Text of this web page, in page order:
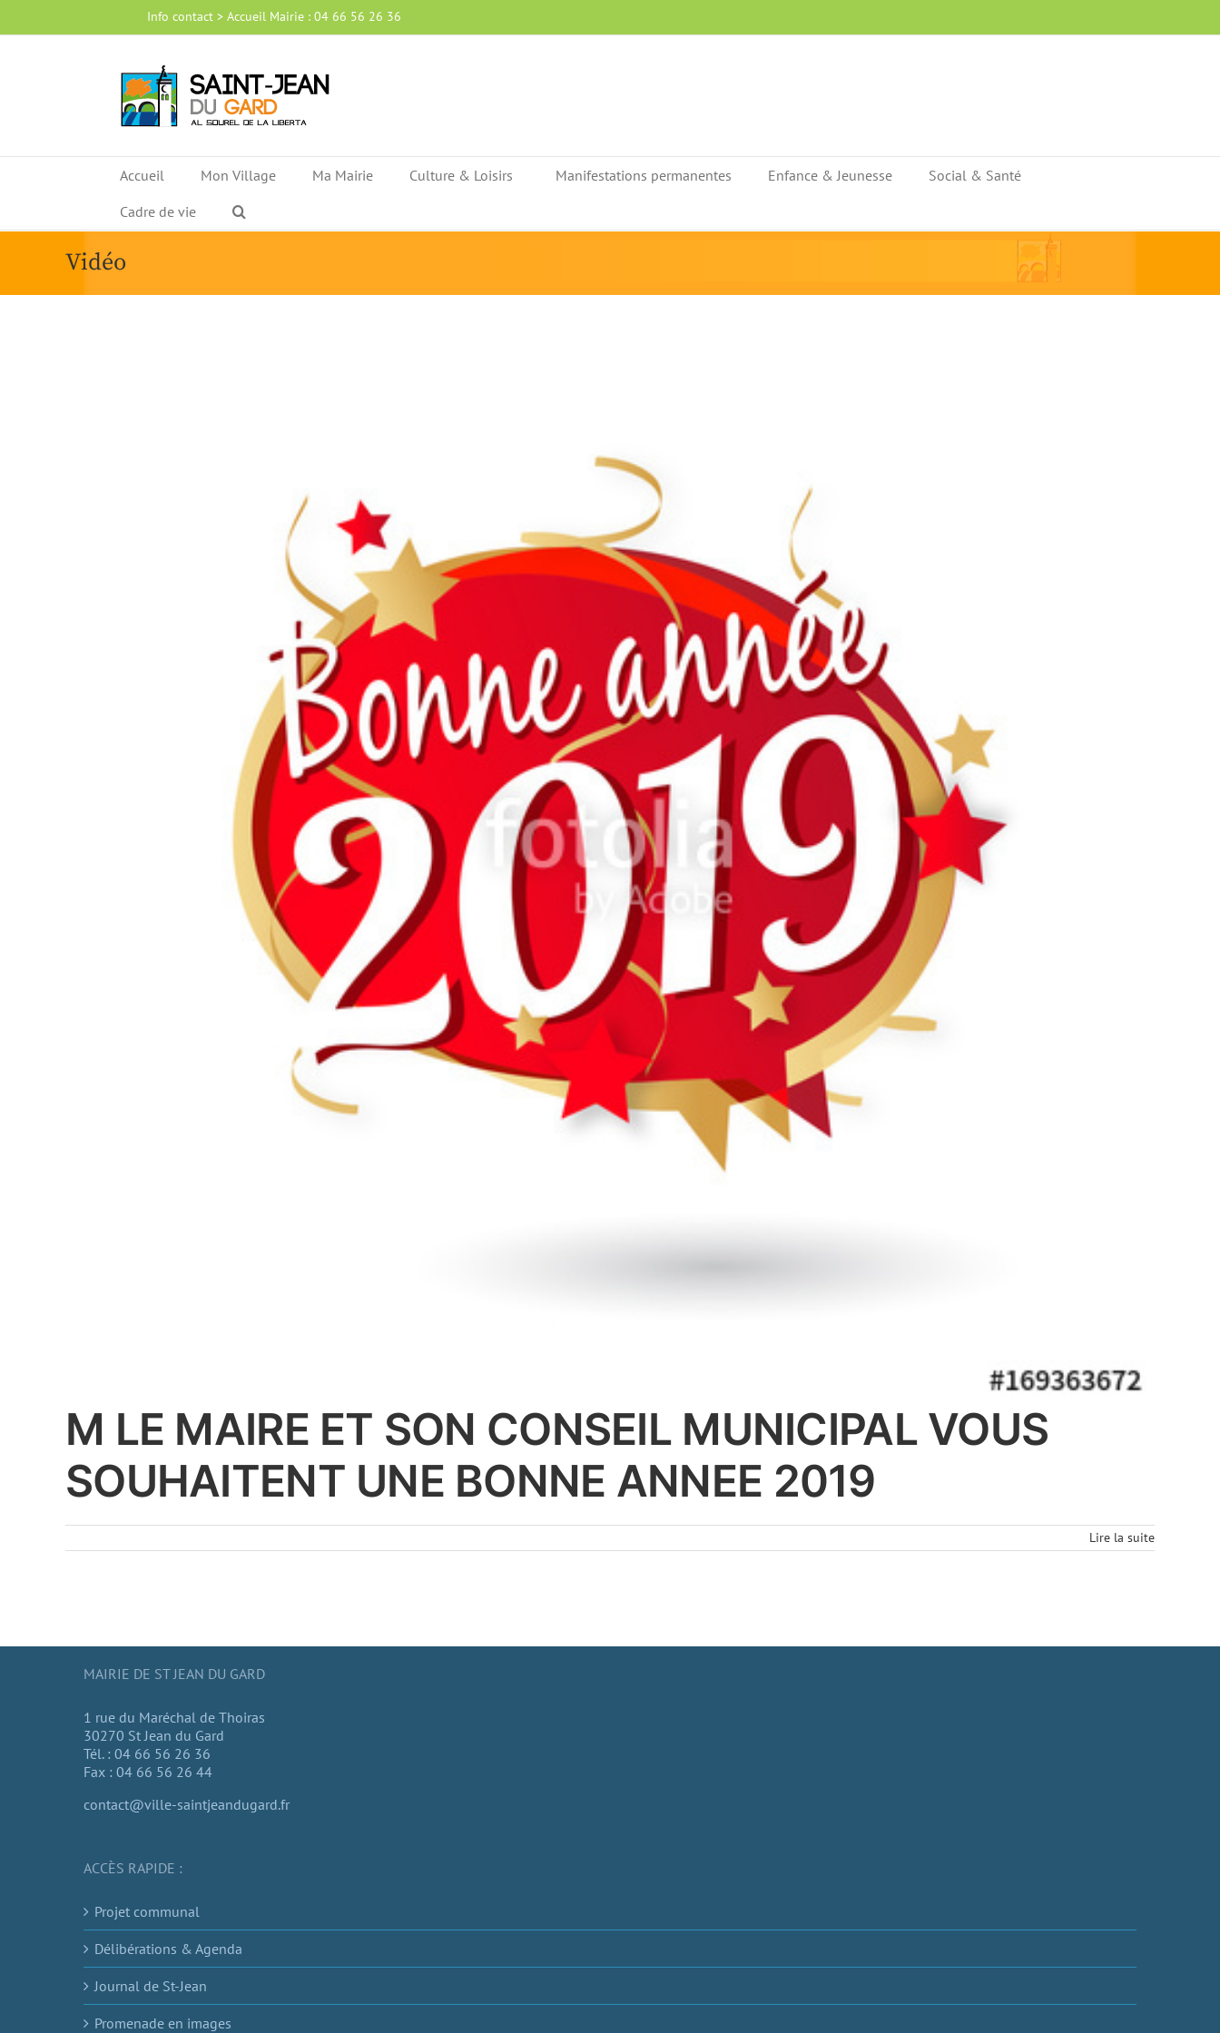
Info contact > Accueil Mairie : 04 66 56 26 36
Accueil Mon Village Ma Mairie Culture & Loisirs Manifestations permanentes Enfance & Jeunesse
Social & Santé
Cadre de vie
Vidéo
M LE MAIRE ET SON CONSEIL MUNICIPAL VOUS
SOUHAITENT UNE BONNE ANNEE 2019
Lire la suite
MAIRIE DE ST JEAN DU GARD
1 rue du Maréchal de Thoiras
30270 St Jean du Gard
Tél. : 04 66 56 26 36
Fax : 04 66 56 26 44
contact@ville-saintjeandugard.fr
ACCÈS RAPIDE :
Projet communal
Délibérations & Agenda
Journal de St-Jean
Promenade en images